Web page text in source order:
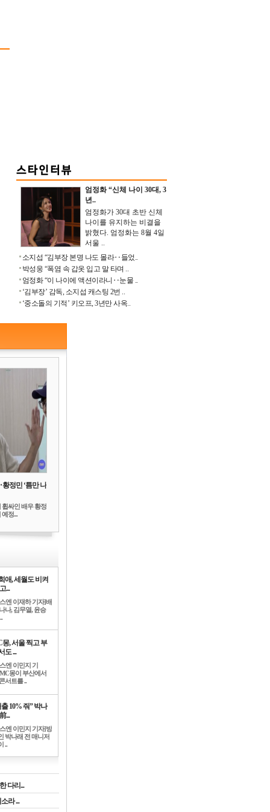
엄정화 “신체 나이 30대, 3
년..
엄정화가 30대 초반 신체
나이를 유지하는 비결을
밝혔다. 엄정화는 8월 4일
서울 ..
소지섭 “김부장 본명 나도 몰라‥들었..
박성웅 “폭염 속 갑옷 입고 말 타며 ..
엄정화 “이 나이에 액션이라니‥눈물 ..
‘김부장’ 감독, 소지섭 캐스팅 2번 ..
‘중소돌의 기적’ 키오프, 3년만 사옥..
정민 ‘틈만 나
싸인 배우 황정
정...
애, 세월도 비켜
...
엔 이재하 기자]배
나, 김무열, 윤승
, 서울 찍고 부
도 ...
엔 이민지 기
몽이 부산에서
서트를 ..
10% 줘” 박나
...
엔 이민지 기자]방
박나래 전 매니저
..
다리...
라 ...